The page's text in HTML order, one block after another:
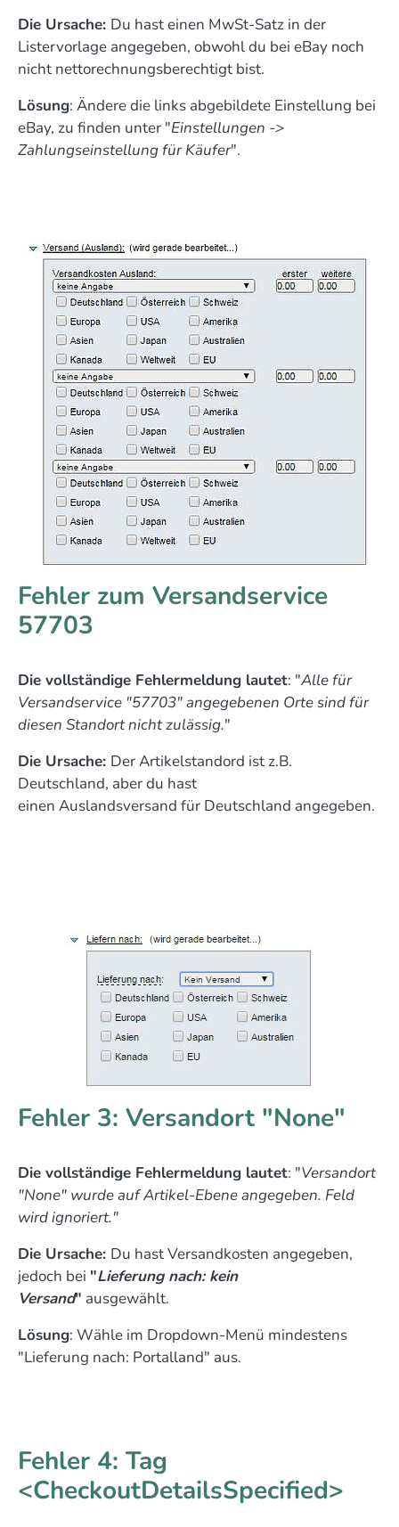
Die Ursache: Du hast einen MwSt-Satz in der
Listervorlage angegeben, obwohl du bei eBay noch
nicht nettorechnungsberechtigt bist.
Lösung: Ändere die links abgebildete Einstellung bei
eBay, zu finden unter "Einstellungen ->
Zahlungseinstellung für Käufer".
Fehler zum Versandservice
57703
Die vollständige Fehlermeldung lautet: "Alle für
Versandservice "57703" angegebenen Orte sind für
diesen Standort nicht zulässig."
Die Ursache: Der Artikelstandord ist z.B.
Deutschland, aber du hast
einen Auslandsversand für Deutschland angegeben.
Fehler 3: Versandort "None"
Die vollständige Fehlermeldung lautet: "Versandort
"None" wurde auf Artikel-Ebene angegeben. Feld
wird ignoriert."
Die Ursache: Du hast Versandkosten angegeben,
jedoch bei "Lieferung nach: kein
Versand" ausgewählt.
Lösung: Wähle im Dropdown-Menü mindestens
"Lieferung nach: Portalland" aus.
Fehler 4: Tag
<CheckoutDetailsSpecified>